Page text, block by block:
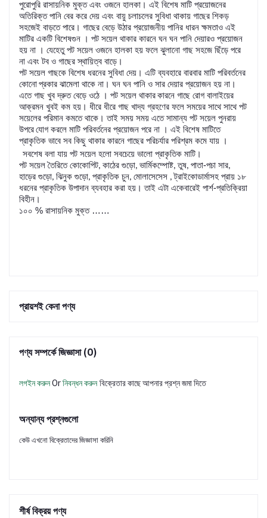
পুরোপুরি রাসায়নিক মুক্ত এবং ওজনে হালকা। এই বিশেষ মাটি প্রয়োজনের
অতিরিক্ত পানি বের করে দেয় এবং বায়ু চলাচলের সুবিধা থাকায় গাছের শিকড়
সহজেই বাড়তে পারে। গাছের বেড়ে উঠার প্রয়োজনীয় পানির ধারন ক্ষমতাও এই
মাটির একটি বিশেষগুন । পট সয়েল থাকার কারনে ঘন ঘন পানি দেয়ারও প্রয়োজন
হয় না । যেহেতু পট সয়েল ওজনে হালকা হয় ফলে ঝুলানো গাছ সহজে ছিঁড়ে পরে
না এবং টব ও গাছের স্থায়িত্ব বাড়ে।
পট সয়েল গাছকে বিশেষ ধরনের সুবিধা দেয়। এটি ব্যবহারে বারবার মাটি পরিবর্তনের
কোনোপ্রকার ঝামেলা থাকে না। ঘন ঘন পানি ও সার দেয়ার প্রয়োজন হয় না।
এতে গাছ খুব দ্রুত বেড়ে ওঠে । পট সয়েল থাকারকারনে গাছে রোগ বালাইয়ের
আক্রমন খুবই কম হয়। ধীরে ধীরে গাছ খাদ্য গ্রহণের ফলে সময়ের সাথে সাথে পট
সয়েলের পরিমান কমতে থাকে। তাই সময় সময় এতে সামান্য পট সয়েল পুনরায়
উপরেযোগ করলে মাটি পরিবর্তনের প্রয়োজন পরে না । এই বিশেষ মাটিতে
প্রাকৃতিক ভাবে সব কিছু থাকার কারনে গাছের পরিচর্যার পরিশ্রম কমে যায় ।
সবশেষ বলা যায় পট সয়েল হলো সবচেয়ে ভালো প্রাকৃতিক মাটি।
পট সয়েল তৈরিতে কোকোপিট, কাঠের গুড়ো, ভার্মিকম্পোষ্ট,তুষ, পাতা-পচা সার,
হাড়ের গুড়ো, ঝিনুক গুড়ো, প্রাকৃতিক চুন, মোলাসেসেস ,ট্রাইকোডার্মাসহ প্রায় ১৮
ধরনের প্রাকৃতিক উপাদান ব্যবহার করা হয়। তাই এটা একেবারেই পার্শ-প্রতিক্রিয়া
বিহীন।
১০০ % রাসায়নিক মুক্ত ……
প্রায়শই কেনা পণ্য
পণ্য সম্পর্কে জিজ্ঞাসা (0)
লগইন করুনOrনিবন্ধন করুন বিক্রেতার কাছে আপনার প্রশ্ন জমা দিতে
অন্যান্য প্রশ্নগুলো
কেউ এখনো বিক্রেতাদের জিজ্ঞাসা করিনি
শীর্ষ বিক্রয় পণ্য